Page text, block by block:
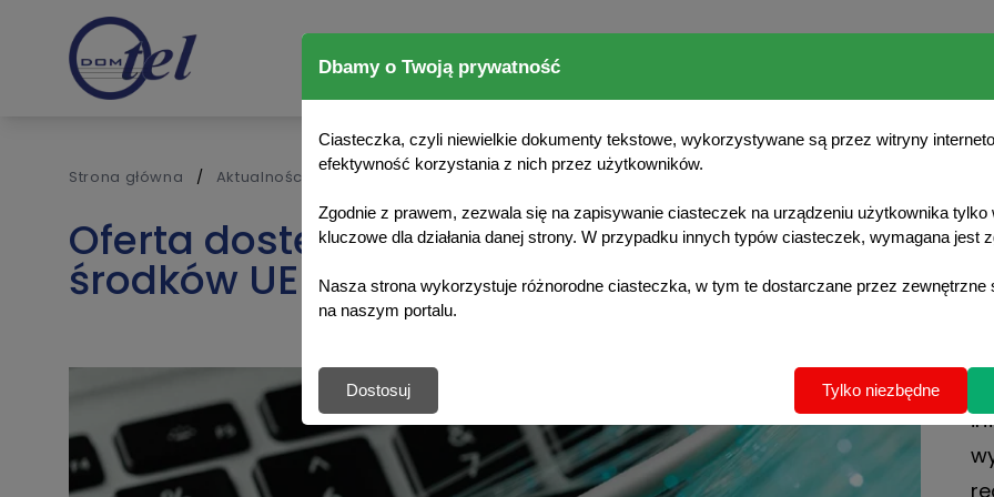
Strona główna / Aktualności / Oferta dostępu hurtowego do sieci FTTH dofinansowanej ze środków UE w
Oferta dostępu hurtowego do sieci FTTH
środków UE w ramach programu KPO 4
Dbamy o Twoją prywatność
Ciasteczka, czyli niewielkie dokumenty tekstowe, wykorzystywane są przez witryny
efektywność korzystania z nich przez użytkowników.
Zgodnie z prawem, zezwala się na zapisywanie ciasteczek na urządzeniu użytkownika tylko
kluczowe dla działania danej strony. W przypadku innych typów ciasteczek, wymagana jest
Nasza strona wykorzystuje różnorodne ciasteczka, w tym te dostarczane przez zewnętrzne
na naszym portalu.
Dostosuj Tylko niezbędne